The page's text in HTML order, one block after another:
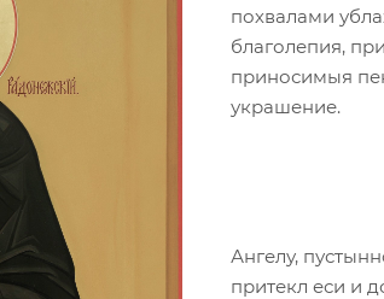
похвалами
благолепия,
приносимыя
украшение.
Ангелу,
притекл еси и